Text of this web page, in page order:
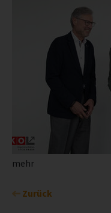
mehr
Zurück